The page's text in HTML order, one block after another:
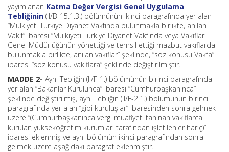
yayımlanan Katma Değer Vergisi Genel Uygulama
Tebliğinin (II/B-15.1.3.) bölümünün ikinci paragrafında yer alan
“Mülkiyeti Türkiye Diyanet Vakfında bulunmakla birlikte, anılan
Vakıf” ibaresi “Mülkiyeti Türkiye Diyanet Vakfında veya Vakıflar
Genel Müdürlüğünün yönettiği ve temsil ettiği mazbut vakıflarda
bulunmakla birlikte, anılan vakıflar” şeklinde, “söz konusu Vakfa”
ibaresi “söz konusu vakıflara” şeklinde değiştirilmiştir.
MADDE 2- Aynı Tebliğin (II/F-1.) bölümünün birinci paragrafında
yer alan “Bakanlar Kurulunca” ibaresi “Cumhurbaşkanınca”
şeklinde değiştirilmiş, aynı Tebliğin (II/F-2.1.) bölümünün birinci
paragrafında yer alan “gibi kuruluşlar” ibaresinden sonra gelmek
üzere “(Cumhurbaşkanınca vergi muafiyeti tanınan vakıflarca
kurulan yükseköğretim kurumları tarafından işletilenler hariç)”
ibaresi eklenmiş ve aynı bölümün ikinci paragrafından sonra
gelmek üzere aşağıdaki paragraf eklenmiştir.